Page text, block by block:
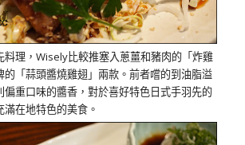
料理，Wisely比較推塞入蔥薑和豬肉的「炸雞
的「蒜頭醬燒雞翅」兩款。前者嚐的到油脂溢
偏重口味的醬香，對於喜好特色日式手羽先的
在地特色的美食。